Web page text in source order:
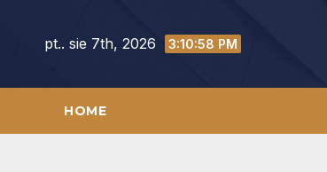
pt.. sie 7th, 2026 3:10:59 PM
HOME